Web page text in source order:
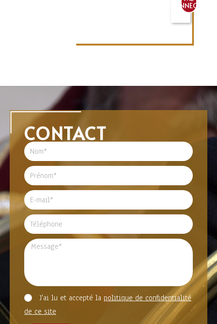
CONNECTER
CONTACT
J'ai lu et accepté la politique de confidentialité
de ce site